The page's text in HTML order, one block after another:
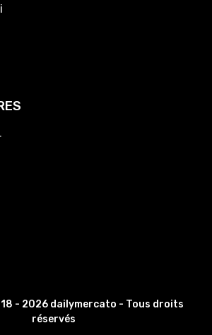
- 2026 dailymercato - Tous droits
réservés